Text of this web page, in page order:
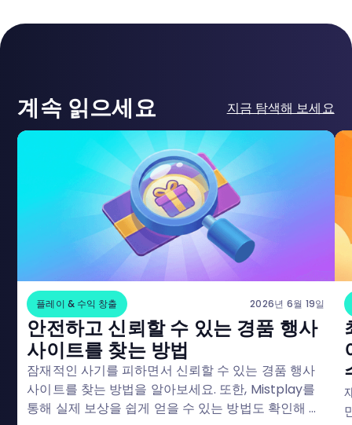
계속 읽으세요 지금 탐색해 보세요
플레이 & 수익 창출 2026년 6월 19일
안전하고 신뢰할 수 있는 경품 행사
사이트를 찾는 방법
잠재적인 사기를 피하면서 신뢰할 수 있는 경품 행사
사이트를 찾는 방법을 알아보세요. 또한, Mistplay를
통해 실제 보상을 쉽게 얻을 수 있는 방법도 확인해 보